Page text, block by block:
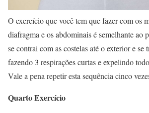
O exercício que você tem que fazer com os
diafragma e os abdominais é semelhante ao
se contrai com as costelas até o exterior e se
fazendo 3 respirações curtas e expelindo
Vale a pena repetir esta sequência cinco
Quarto Exercício